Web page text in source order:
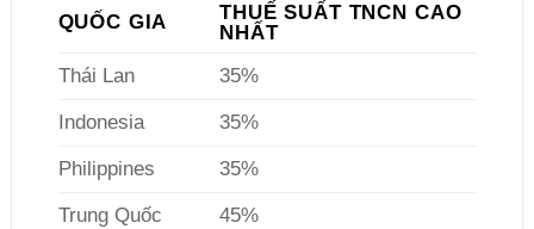
QUỐC GIA
THUẾ SUẤT TNCN CAO
NHẤT
Thái Lan
35%
Indonesia 35%
Philippines 35%
Trung Quốc 45%